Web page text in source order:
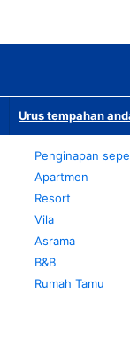
Urus tempahan
Penginapan
Apartmen
Resort
Vila
Asrama
B&B
Rumah Tamu